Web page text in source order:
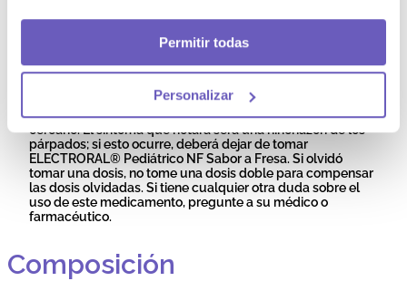
Permitir todas
Personalizar
recomienda para niños menores de 2 años sin consejo
problemas de riñón, debe informar a su médico antes de
tomar este medicamento. En caso de sobredosis o
ingestión accidental, consulte inmediatamente a su
médico o farmacéutico o acuda al centro de salud más
cercano. El síntoma que notará será una hinchazón de los
párpados; si esto ocurre, deberá dejar de tomar
ELECTRORAL® Pediátrico NF Sabor a Fresa. Si olvidó
tomar una dosis, no tome una dosis doble para compensar
las dosis olvidadas. Si tiene cualquier otra duda sobre el
uso de este medicamento, pregunte a su médico o
farmacéutico.
Composición